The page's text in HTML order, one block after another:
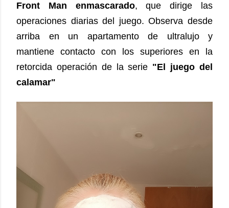
Front Man enmascarado, que dirige las
operaciones diarias del juego. Observa desde
arriba en un apartamento de ultralujo y
mantiene contacto con los superiores en la
retorcida operación de la serie "El juego del
calamar"